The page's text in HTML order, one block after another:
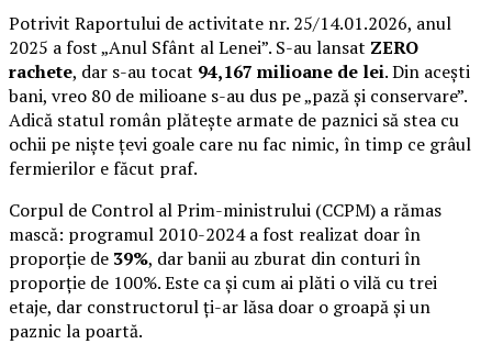
Potrivit Raportului de activitate nr. 25/14.01.2026, anul
2025 a fost „Anul Sfânt al Lenei”. S-au lansat ZERO
rachete, dar s-au tocat 94,167 milioane de lei. Din acești
bani, vreo 80 de milioane s-au dus pe „pază și conservare”.
Adică statul român plătește armate de paznici să stea cu
ochii pe niște țevi goale care nu fac nimic, în timp ce grâul
fermierilor e făcut praf.
Corpul de Control al Prim-ministrului (CCPM) a rămas
mască: programul 2010-2024 a fost realizat doar în
proporție de 39%, dar banii au zburat din conturi în
proporție de 100%. Este ca și cum ai plăti o vilă cu trei
etaje, dar constructorul ți-ar lăsa doar o groapă și un
paznic la poartă.